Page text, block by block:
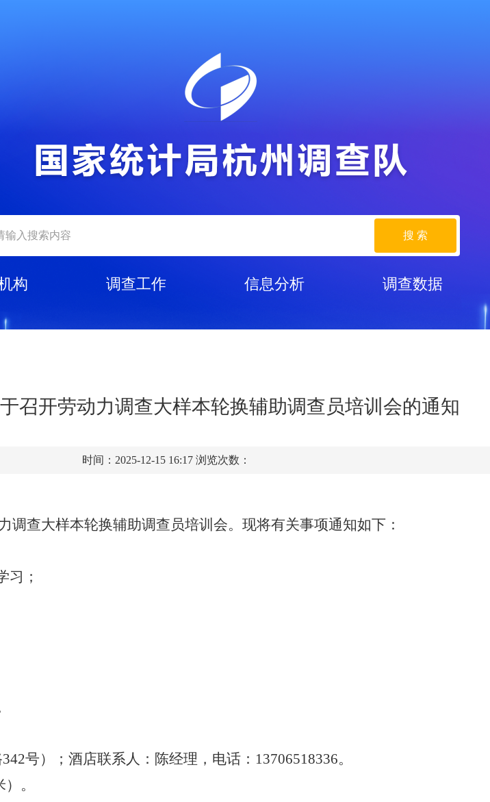
搜 索
构 调查工作 信息分析 调查数据
召开劳动力调查大样本轮换辅助调查员培训会的通知
时间：2025-12-15 16:17 浏览次数：
调查大样本轮换辅助调查员培训会。现将有关事项通知如下：
习；
号） ；酒店联系人：陈经理，电话： 13706518336。
。